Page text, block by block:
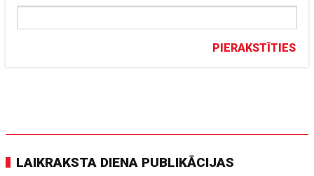
PIERAKSTĪTIES
LAIKRAKSTA DIENA PUBLIKĀCIJAS